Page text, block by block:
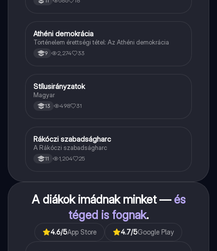
Töri
Athéni demokrácia
Történelem érettségi tétel: Az Athéni demokrácia
9 2,274 33
Magyar
Stílusirányzatok
Magyar
13 498 31
Töri
Rákóczi szabadságharc
A Rákóczi szabadságharc
11 1,204 25
A diákok imádnak minket — és
téged is fognak.
4.6/5App Store 4.7/5Google Play